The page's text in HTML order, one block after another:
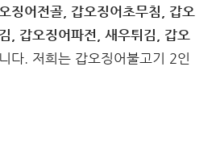
징어전골, 갑오징어초무침, 갑오
, 갑오징어파전, 새우튀김, 갑오
다. 저희는 갑오징어불고기 2인